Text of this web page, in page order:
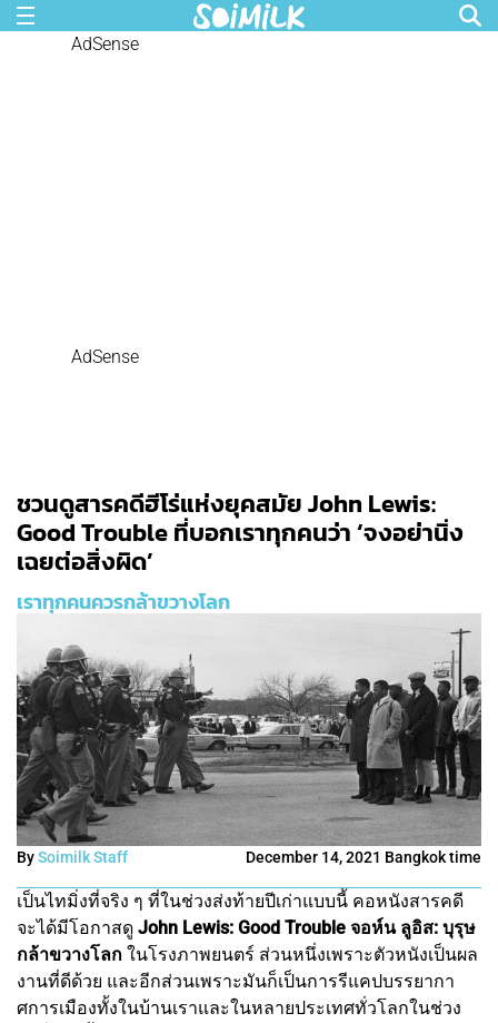
AdSense
AdSense
ชวนดูสารคดีฮีโร่แห่งยุคสมัย John Lewis:
Good Trouble ที่บอกเราทุกคนว่า ‘จงอย่านิ่ง
เฉยต่อสิ่งผิด’
เราทุกคนควรกล้าขวางโลก
BySoimilk Staff December 14, 2021 Bangkok time
เป็นไทมิ่งที่จริง ๆ ที่ในช่วงส่งท้ายปีเก่าแบบนี้ คอหนังสารคดี
จะได้มีโอกาสดู John Lewis: Good Trouble จอห์น ลูอิส: บุรุษ
กล้าขวางโลก ในโรงภาพยนตร์ ส่วนหนึ่งเพราะตัวหนังเป็นผล
งานที่ดีด้วย และอีกส่วนเพราะมันก็เป็นการรีแคปบรรยากา
ศการเมืองทั้งในบ้านเราและในหลายประเทศทั่วโลกในช่วง